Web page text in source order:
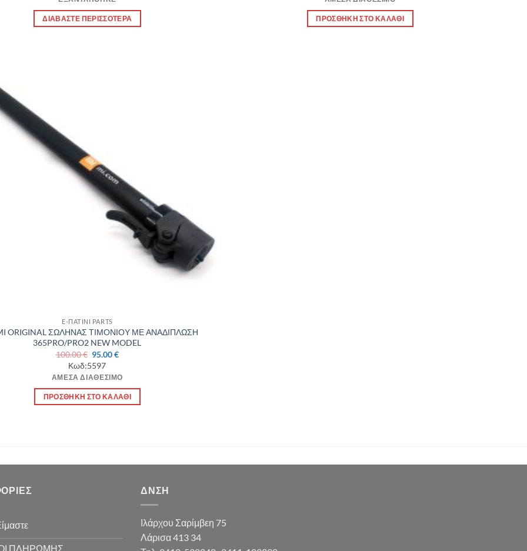
49.90 €.
ΔΙΑΒΆΣΤΕ ΠΕΡΙΣΣΌΤΕΡΑ
89.00 €.
ΠΡΟΣΘΉΚΗ ΣΤΟ ΚΑΛΆΘΙ
E-ΠΑΤΙΝΙ PARTS
ORIGINAL ΣΩΛΗΝΑΣ ΤΙΜΟΝΙΟΥ ΜΕ ΑΝΑΔΙΠΛΩΣΗ
365PRO/PRO2 NEW MODEL
100.00€ Original
price
was:
100.00 €.
95.00€Η
είναι:
95.00 €.
Κωδ:5597
ΆΜΕΣΑ ΔΙΑΘΈΣΙΜΟ
ΠΡΟΣΘΉΚΗ ΣΤΟ ΚΑΛΆΘΙ
ΠΛΗΡΩΜΗΣ
ΔΝΣΗ
Ιλάρχου Σαρίμβεη 75
Λάρισα 413 34